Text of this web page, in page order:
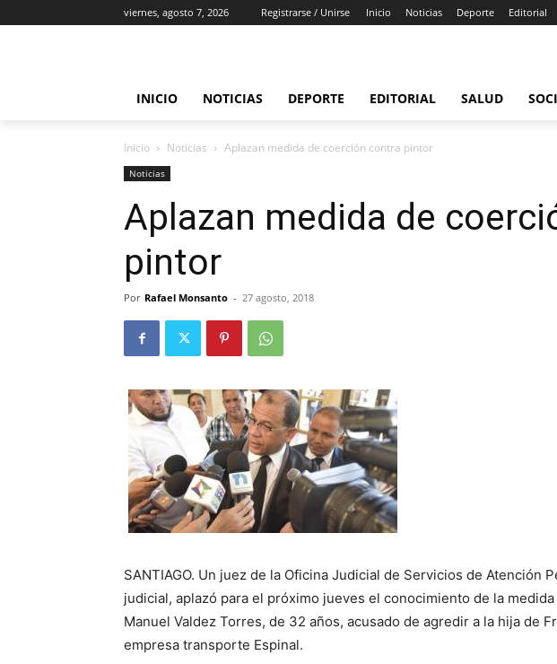
viernes, agosto 7, 2026 Registrarse / Unirse Inicio Noticias Deporte Editorial
INICIO NOTICIAS DEPORTE EDITORIAL SALUD
Inicio Noticias Aplazan medida de coerción contra pintor
Noticias
Aplazan medida de
pintor
Por Rafael Monsanto - 27 agosto, 2018
SANTIAGO. Un juez de la Oficina Judicial de Servicios de Atención
judicial, aplazó para el próximo jueves el conocimiento de la
Manuel Valdez Torres, de 32 años, acusado de agredir a la hija de
empresa transporte Espinal.